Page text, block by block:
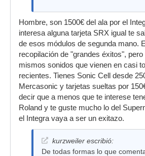
Hombre, son 1500€ del ala por el
interesa alguna tarjeta SRX igual te
de esos módulos de segunda mano.
recopilación de "grandes éxitos",
mismos sonidos que vienen en casi
recientes. Tienes Sonic Cell desde
Mercasonic y tarjetas sueltas por
decir que a menos que te interese
Roland y te guste mucho lo del
el Integra vaya a ser un exitazo.
kurzweiler escribió:
De todas formas lo que